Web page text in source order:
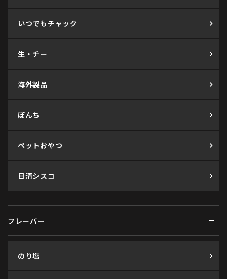
いつでもチャック
生・チー
海外製品
ぼんち
ペットおやつ
日清シスコ
フレーバー
のり塩